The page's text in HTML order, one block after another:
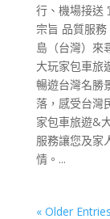
行、機場接送
宗旨 品質服
島（台灣）來
大玩家包車旅
暢遊台灣名勝
落，感受台灣
家包車旅遊&
服務讓您及家
情。...
« Older Entries